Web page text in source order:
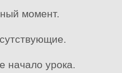
момент.
начало урока.